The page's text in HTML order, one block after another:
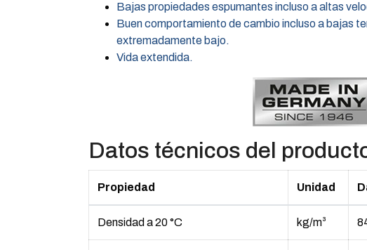
Bajas propiedades espumantes incluso a altas
Buen comportamiento de cambio incluso a bajas
extremadamente bajo.
Vida extendida.
Datos técnicos del
Propiedad Unidad
Densidad a 20 °C kg/m³